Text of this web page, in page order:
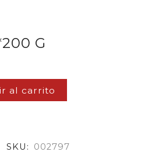
G
al carrito
SKU:
002797